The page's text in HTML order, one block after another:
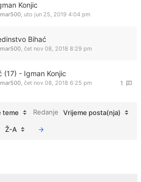
Konjic
, uto jun 25, 2019 4:04 pm
Bihać
, čet nov 08, 2018 8:29 pm
(17) - Igman Konjic
1
, čet nov 08, 2018 6:25 pm
teme Redanje Vrijeme posta(nja)
Ž-A